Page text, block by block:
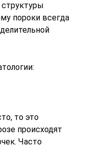
пороки всегда
то это
происходят
Часто